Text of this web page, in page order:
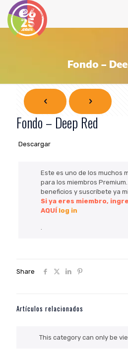
Fondo –
Fondo – Deep Red
Descargar ​ ​​​​​​
Este es uno de los muchos
para los miembros
beneficios y suscríbete ya
Si ya eres miembro,
AQUÍ log in
.
Share
Artículos relacionados
This category can only be